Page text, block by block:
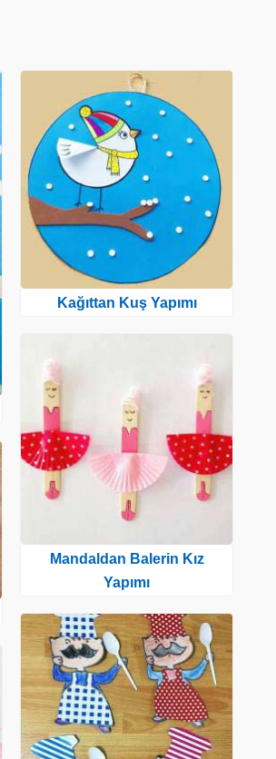
Kağıttan Kuş Yapımı
Mandaldan Balerin Kız
Yapımı